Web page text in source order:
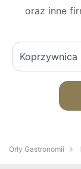
oraz inne
Orły Gastronomii